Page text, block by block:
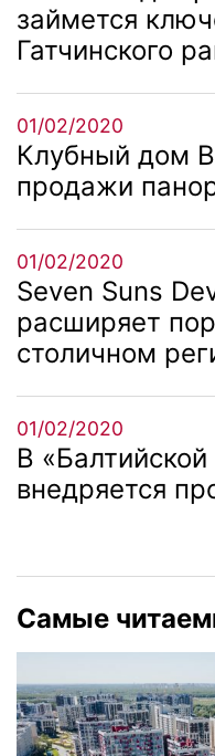
займется
Гатчинского
01/02/2020
Клубный дом
продажи
01/02/2020
Seven Suns
расширяет
столичном
01/02/2020
В
внедряется
Самые